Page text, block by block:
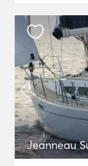
Jeanneau